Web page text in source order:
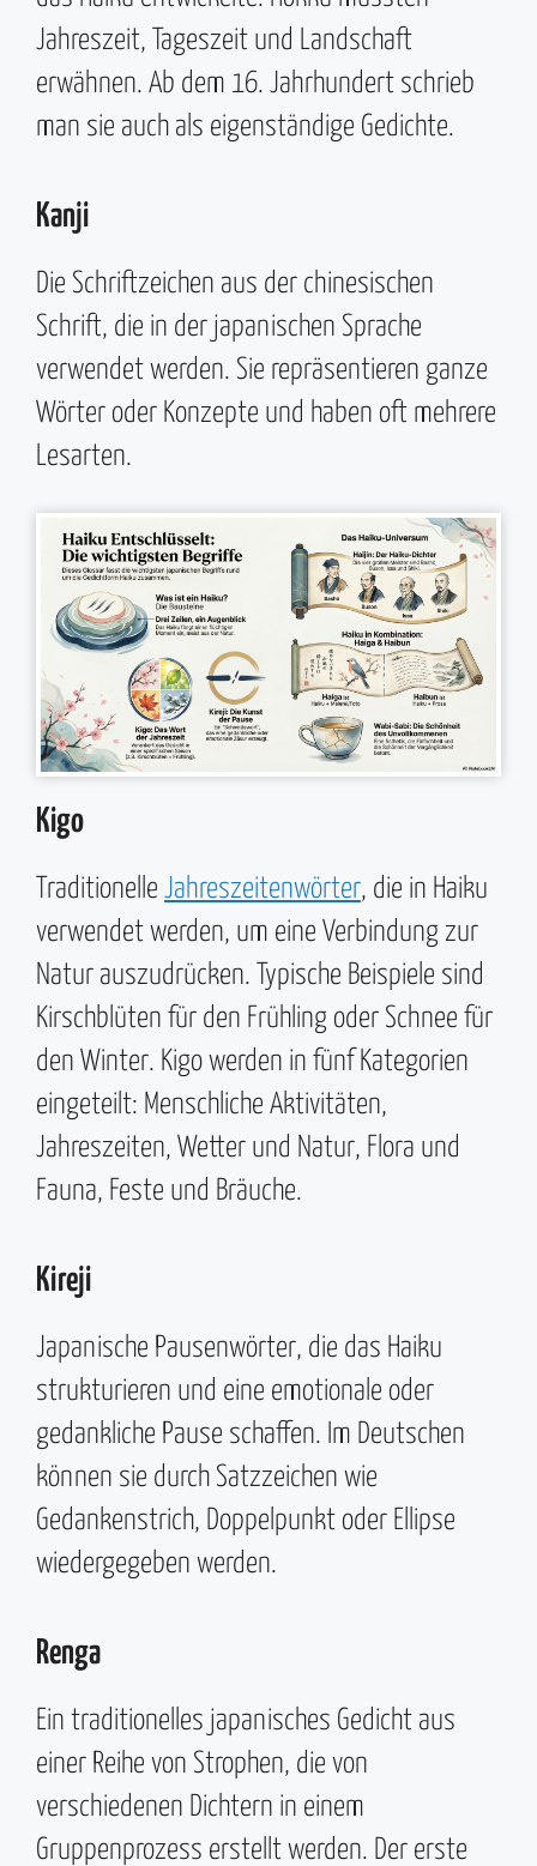
Jahreszeit, Tageszeit und Landschaft
erwähnen. Ab dem 16. Jahrhundert schrieb
man sie auch als eigenständige Gedichte.
Kanji
Die Schriftzeichen aus der chinesischen
Schrift, die in der japanischen Sprache
verwendet werden. Sie repräsentieren ganze
Wörter oder Konzepte und haben oft mehrere
Lesarten.
Kigo
Traditionelle Jahreszeitenwörter, die in Haiku
verwendet werden, um eine Verbindung zur
Natur auszudrücken. Typische Beispiele sind
Kirschblüten für den Frühling oder Schnee für
den Winter. Kigo werden in fünf Kategorien
eingeteilt: Menschliche Aktivitäten,
Jahreszeiten, Wetter und Natur, Flora und
Fauna, Feste und Bräuche.
Kireji
Japanische Pausenwörter, die das Haiku
strukturieren und eine emotionale oder
gedankliche Pause schaffen. Im Deutschen
können sie durch Satzzeichen wie
Gedankenstrich, Doppelpunkt oder Ellipse
wiedergegeben werden.
Renga
Ein traditionelles japanisches Gedicht aus
einer Reihe von Strophen, die von
verschiedenen Dichtern in einem
Gruppenprozess erstellt werden. Der erste